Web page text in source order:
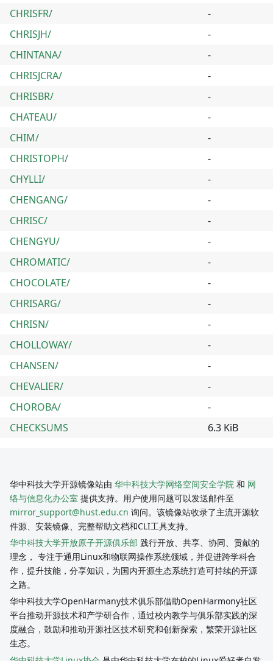
CHRISFR/
-
CHRISJH/
-
CHINTANA/
-
CHRISJCRA/
-
CHRISBR/
-
CHATEAU/
-
CHIM/
-
CHRISTOPH/
-
CHYLLI/
-
CHENGANG/
-
CHRISC/
-
CHENGYU/
-
CHROMATIC/
-
CHOCOLATE/
-
CHRISARG/
-
CHRISN/
-
CHOLLOWAY/
-
CHANSEN/
-
CHEVALIER/
-
CHOROBA/
-
CHECKSUMS
6.3 KiB
华中科技大学开源镜像站由 华中科技大学网络空间安全学院 和 网
络与信息化办公室 提供支持。用户使用问题可以发送邮件至
mirror_support@hust.edu.cn 询问。该镜像站收录了主流开源软
件源、安装镜像、完整帮助文档和CLI工具支持。
华中科技大学开放原子开源俱乐部 践行开放、共享、协同、贡献的
理念， 专注于通用Linux和物联网操作系统领域，并促进跨学科合
作，提升技能，分享知识，为国内开源生态系统打造可持续的开源
之路。
华中科技大学OpenHarmany技术俱乐部借助OpenHarmony社区
平台推动开源技术和产学研合作，通过校内教学与俱乐部实践的深
度融合，鼓励和推动开源社区技术研究和创新探索，繁荣开源社区
生态。